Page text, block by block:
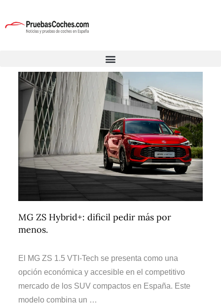
MG ZS Hybrid+: dificil pedir más por
menos.
El MG ZS 1.5 VTI-Tech se presenta como una
opción económica y accesible en el competitivo
mercado de los SUV compactos en España. Este
modelo combina un …